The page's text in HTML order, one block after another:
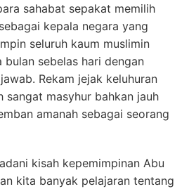
sahabat sepakat memilih
kepala negara yang
seluruh kaum muslimin
bulan sebelas hari dengan
Rekam jejak keluhuran
sangat masyhur bahkan jauh
amanah sebagai seorang
kisah kepemimpinan Abu
kita banyak pelajaran tentang